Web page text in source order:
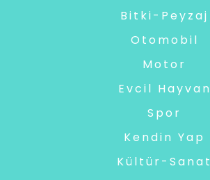
Bitki-Peyzaj
Otomobil
Motor
Evcil Hayvan
Spor
Kendin Yap
Kültür-Sanat